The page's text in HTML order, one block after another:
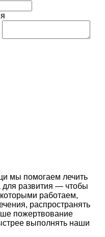
мы помогаем лечить
для развития — чтобы
работаем,
распространять
пожертвование
выполнять наши